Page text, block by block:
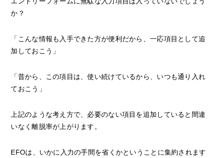
か？
「こんな情報も入手できた方が便利だから、一応項目として追
加しておこう」
「昔から、この項目は、使い続けているから、いつも通り入れ
ておこう」
上記のような考え方で、必要のない項目を追加していると間違
いなく離脱率が上がります。
EFOは、いかに入力の手間を省くかということに集約されます